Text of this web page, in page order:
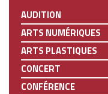
AUDITION
ARTS NUMÉRIQUES
ARTS PLASTIQUES
CONCERT
CONFÉRENCE